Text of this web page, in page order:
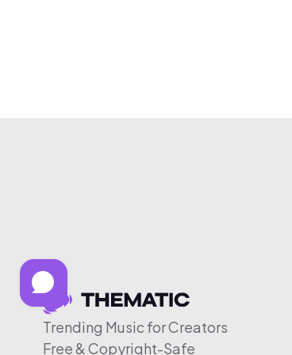
Trending Music for Creators
Free & Copyright-Safe